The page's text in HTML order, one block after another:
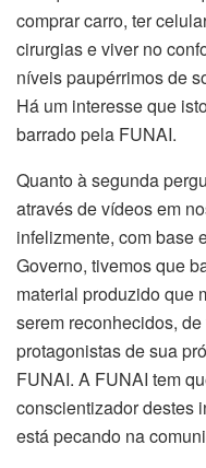
comprar carro, ter
cirurgias e viver no
níveis paupérrimos de
Há um interesse que
barrado pela FUNAI.
Quanto à segunda
através de vídeos em
infelizmente, com base
Governo, tivemos que
material produzido que
serem reconhecidos,
protagonistas de sua
FUNAI. A FUNAI tem
conscientizador destes
está pecando na